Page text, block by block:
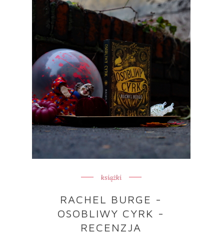
książki
RACHEL BURGE -
OSOBLIWY CYRK -
RECENZJA